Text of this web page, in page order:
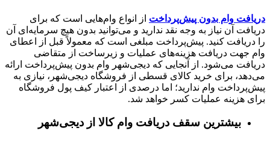
دریافت وام بدون پیش‌پرداخت از انواع وام‌هایی است که برای
دریافت آن نیاز به وجه نقد ندارید و می‌توانید بدون هیچ سرمایه‌ای آن
را دریافت کنید. پیش‌پرداخت مبلغی است که معمولاً قبل از اعطای
وام جهت دریافت هزینه‌های عملیات و زیرساخت از متقاضی
دریافت می‌شود. از آنجایی که دیجی‌شهر وام بدون پیش‌پرداخت ارائه
می‌دهد، برای خرید کالای قسطی از فروشگاه دیجی‌شهر، نیازی به
پیش‌پرداخت وام ندارید؛ اما درصدی از اعتبار کیف پول فروشگاه
برای هزینه عملیات کسر خواهد شد.
بیشترین سقف دریافت وام کالا از دیجی‌شهر